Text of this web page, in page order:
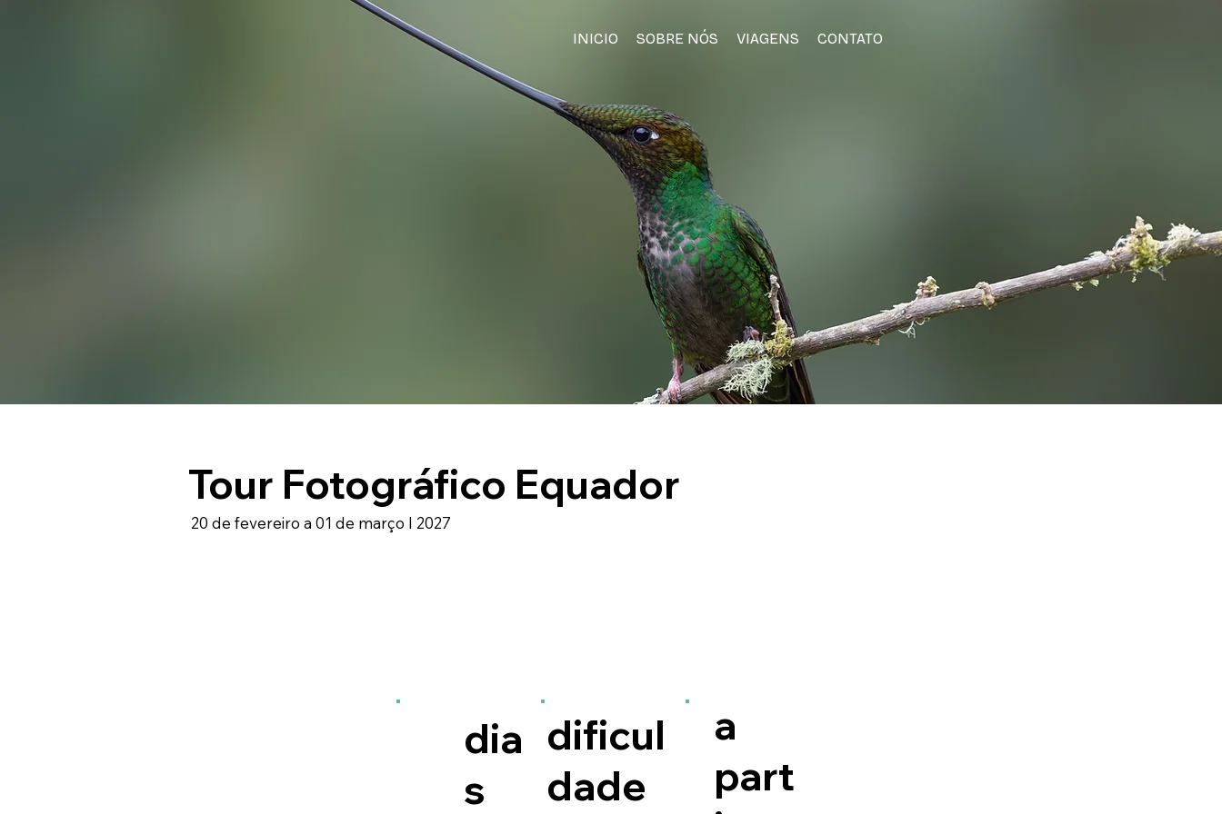
INICIO SOBRE NÓS VIAGENS CONTATO
a
part
dificul
dade
Tour Fotográfico Equador
20 de fevereiro a 01 de março I 2027
dia
s